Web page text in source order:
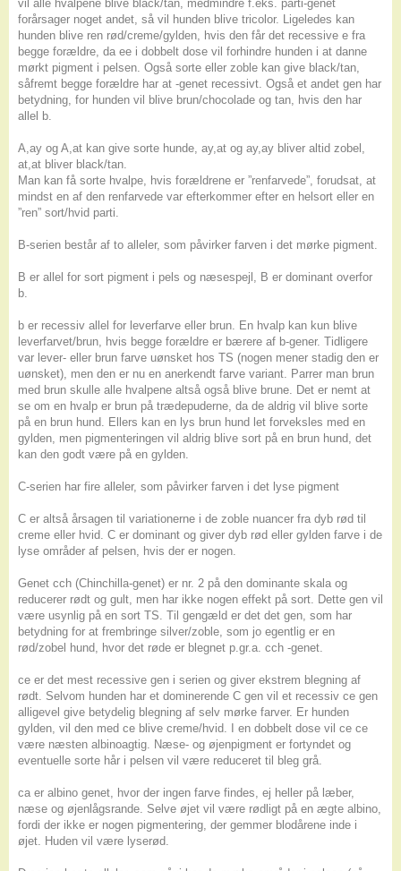
vil alle hvalpene blive black/tan, medmindre f.eks. parti-genet
forårsager noget andet, så vil hunden blive tricolor. Ligeledes kan
hunden blive ren rød/creme/gylden, hvis den får det recessive e fra
begge forældre, da ee i dobbelt dose vil forhindre hunden i at danne
mørkt pigment i pelsen. Også sorte eller zoble kan give black/tan,
såfremt begge forældre har at -genet recessivt. Også et andet gen har
betydning, for hunden vil blive brun/chocolade og tan, hvis den har
allel b.
A,ay og A,at kan give sorte hunde, ay,at og ay,ay bliver altid zobel,
at,at bliver black/tan.
Man kan få sorte hvalpe, hvis forældrene er ”renfarvede”, forudsat, at
mindst en af den renfarvede var efterkommer efter en helsort eller en
”ren” sort/hvid parti.
B-serien består af to alleler, som påvirker farven i det mørke pigment.
B er allel for sort pigment i pels og næsespejl, B er dominant overfor
b.
b er recessiv allel for leverfarve eller brun. En hvalp kan kun blive
leverfarvet/brun, hvis begge forældre er bærere af b-gener. Tidligere
var lever- eller brun farve uønsket hos TS (nogen mener stadig den er
uønsket), men den er nu en anerkendt farve variant. Parrer man brun
med brun skulle alle hvalpene altså også blive brune. Det er nemt at
se om en hvalp er brun på trædepuderne, da de aldrig vil blive sorte
på en brun hund. Ellers kan en lys brun hund let forveksles med en
gylden, men pigmenteringen vil aldrig blive sort på en brun hund, det
kan den godt være på en gylden.
C-serien har fire alleler, som påvirker farven i det lyse pigment
C er altså årsagen til variationerne i de zoble nuancer fra dyb rød til
creme eller hvid. C er dominant og giver dyb rød eller gylden farve i de
lyse områder af pelsen, hvis der er nogen.
Genet cch (Chinchilla-genet) er nr. 2 på den dominante skala og
reducerer rødt og gult, men har ikke nogen effekt på sort. Dette gen vil
være usynlig på en sort TS. Til gengæld er det det gen, som har
betydning for at frembringe silver/zoble, som jo egentlig er en
rød/zobel hund, hvor det røde er blegnet p.gr.a. cch -genet.
ce er det mest recessive gen i serien og giver ekstrem blegning af
rødt. Selvom hunden har et dominerende C gen vil et recessiv ce gen
alligevel give betydelig blegning af selv mørke farver. Er hunden
gylden, vil den med ce blive creme/hvid. I en dobbelt dose vil ce ce
være næsten albinoagtig. Næse- og øjenpigment er fortyndet og
eventuelle sorte hår i pelsen vil være reduceret til bleg grå.
ca er albino genet, hvor der ingen farve findes, ej heller på læber,
næse og øjenlågsrande. Selve øjet vil være rødligt på en ægte albino,
fordi der ikke er nogen pigmentering, der gemmer blodårene inde i
øjet. Huden vil være lyserød.